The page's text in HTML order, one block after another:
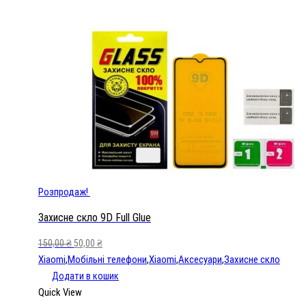
Розпродаж!
Захисне скло 9D Full Glue
150,00₴50,00 ₴
Xiaomi,Мобільні телефони,Xiaomi,Аксесуари,Захисне скло
Додати в кошик
Quick View